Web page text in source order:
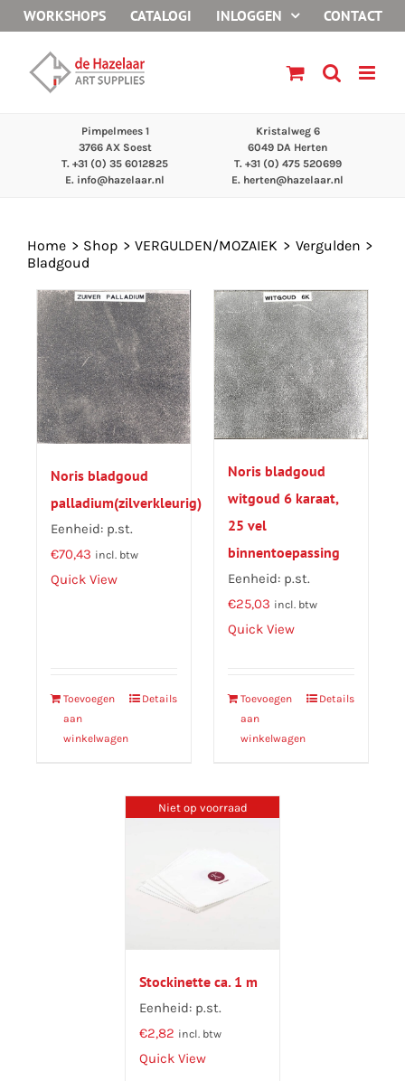
naar
inhoud
WORKSHOPS CATALOGI INLOGGEN CONTACT
Pimpelmees 1
3766 AX Soest
T. +31 (0) 35 6012825
E. info@hazelaar.nl
Kristalweg 6
6049 DA Herten
T. +31 (0) 475 520699
E. herten@hazelaar.nl
Home Shop VERGULDEN/MOZAIEK
Vergulden
Bladgoud
Noris bladgoud
palladium(zilverkleurig)
Eenheid: p.st.
€70,43 incl. btw
Quick View
Toevoegen
aan
winkelwagen
Details
Noris bladgoud
witgoud 6 karaat,
25 vel
binnentoepassing
Eenheid: p.st.
€25,03 incl. btw
Quick View
Toevoegen
aan
winkelwagen
Details
Niet op voorraad
Stockinette ca. 1 m
Eenheid: p.st.
€2,82 incl. btw
Quick View